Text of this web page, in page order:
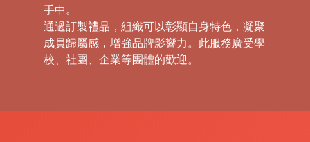
手中。
通過訂製禮品，組織可以彰顯自身特色，凝聚
成員歸屬感，增強品牌影響力。此服務廣受學
校、社團、企業等團體的歡迎。